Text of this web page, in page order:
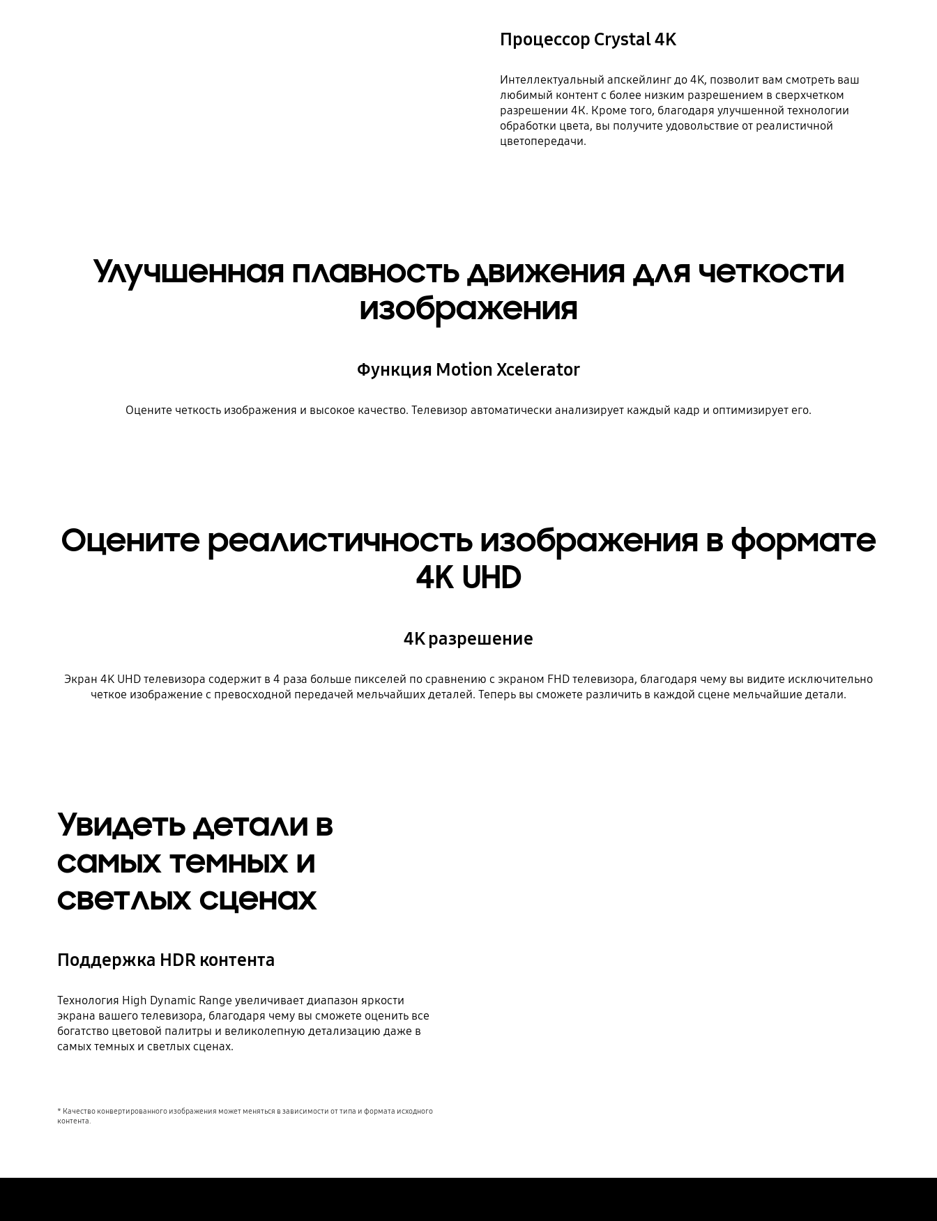
Процессор Crystal 4K
Интеллектуальный апскейлинг до 4K, позволит вам смотреть ваш
любимый контент с более низким разрешением в сверхчетком
разрешении 4К. Кроме того, благодаря улучшенной технологии
обработки цвета, вы получите удовольствие от реалистичной
цветопередачи.
Улучшенная плавность движения для четкости
изображения
Функция Motion Xcelerator
Оцените четкость изображения и высокое качество. Телевизор автоматически анализирует каждый кадр и оптимизирует его.
Оцените реалистичность изображения в формате
4K UHD
4K разрешение
Экран 4K UHD телевизора содержит в 4 раза больше пикселей по сравнению с экраном FHD телевизора, благодаря чему вы видите исключительно
четкое изображение с превосходной передачей мельчайших деталей. Теперь вы сможете различить в каждой сцене мельчайшие детали.
Увидеть детали в
самых темных и
светлых сценах
Поддержка HDR контента
Технология High Dynamic Range увеличивает диапазон яркости
экрана вашего телевизора, благодаря чему вы сможете оценить все
богатство цветовой палитры и великолепную детализацию даже в
самых темных и светлых сценах.
* Качество конвертированного изображения может меняться в зависимости от типа и формата исходного
контента.